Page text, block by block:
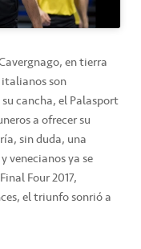
en tierra
son
cancha, el Palasport
a ofrecer su
sin duda, una
venecianos ya se
Four 2017,
el triunfo sonrió a